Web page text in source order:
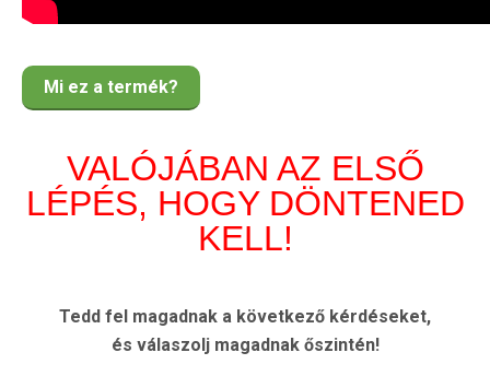
Mi ez a termék?
VALÓJÁBAN AZ ELSŐ
LÉPÉS, HOGY DÖNTENED
KELL!
Tedd fel magadnak a következő kérdéseket,
és válaszolj magadnak őszintén!